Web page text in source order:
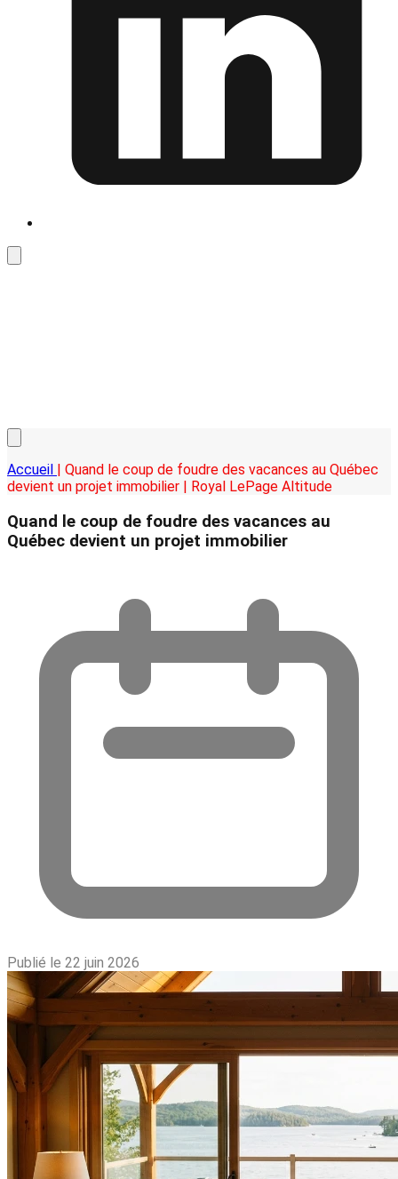
Accueil | Quand le coup de foudre des vacances au Québec
devient un projet immobilier | Royal LePage Altitude
Quand le coup de foudre des vacances au
Québec devient un projet immobilier
Publié le 22 juin 2026